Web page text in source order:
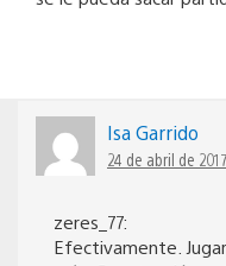
Isa Garrido
24 de abril de
zeres_77:
Efectivamente.